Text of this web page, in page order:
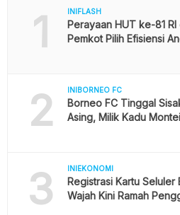
1 INIFLASH
Perayaan HUT ke-81
Pemkot Pilih Efisiensi
2 INIBORNEO FC
Borneo FC Tinggal
Asing, Milik Kadu
3 INIEKONOMI
Registrasi Kartu
Wajah Kini Ramah